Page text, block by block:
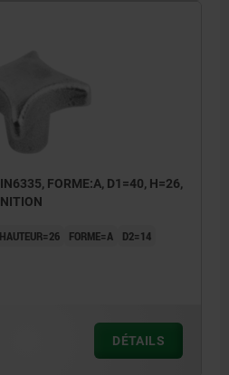
FORME:A, D1=40, H=26,
HAUTEUR=26 FORME=A
D2=14
DÉTAILS